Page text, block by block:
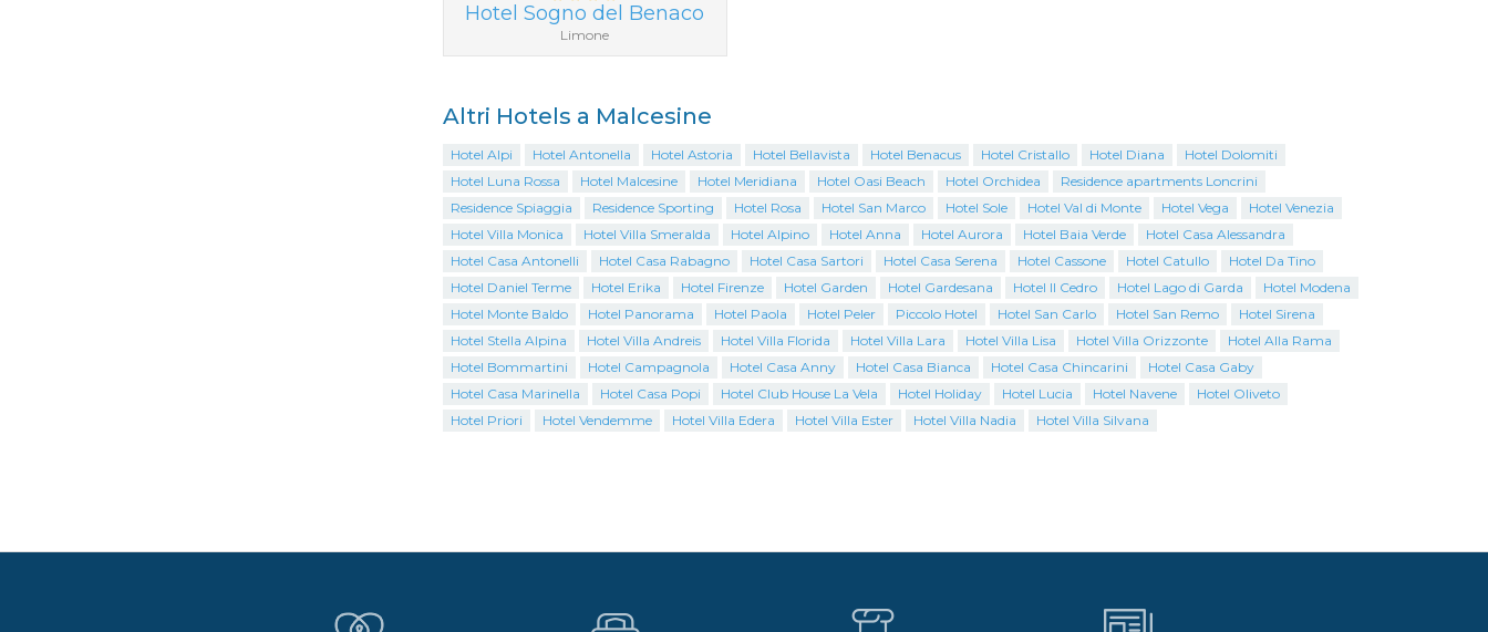
Hotel Sogno del Benaco
Limone
Altri Hotels a Malcesine
Hotel Alpi Hotel Antonella Hotel Astoria Hotel Bellavista Hotel Benacus Hotel Cristallo Hotel Diana
Hotel Dolomiti
Hotel Luna Rossa
Hotel Malcesine Hotel Meridiana Hotel Oasi Beach Hotel Orchidea
Residence apartments Loncrini
Residence Spiaggia
Residence Sporting Hotel Rosa Hotel San Marco Hotel Sole Hotel Val di Monte Hotel Vega
Hotel Venezia
Hotel Villa Monica
Hotel Villa Smeralda Hotel Alpino Hotel Anna Hotel Aurora Hotel Baia Verde
Hotel Casa Alessandra
Hotel Casa Antonelli
Hotel Casa Rabagno Hotel Casa Sartori Hotel Casa Serena Hotel Cassone Hotel Catullo
Hotel Da Tino
Hotel Daniel Terme
Hotel Erika Hotel Firenze Hotel Garden Hotel Gardesana Hotel Il Cedro Hotel Lago di Garda
Hotel Modena
Hotel Monte Baldo
Hotel Panorama Hotel Paola Hotel Peler Piccolo Hotel Hotel San Carlo Hotel San Remo
Hotel Sirena
Hotel Stella Alpina
Hotel Villa Andreis Hotel Villa Florida Hotel Villa Lara Hotel Villa Lisa Hotel Villa Orizzonte
Hotel Alla Rama
Hotel Bommartini
Hotel Campagnola Hotel Casa Anny Hotel Casa Bianca Hotel Casa Chincarini
Hotel Casa Gaby
Hotel Casa Marinella
Hotel Casa Popi Hotel Club House La Vela Hotel Holiday Hotel Lucia Hotel Navene
Hotel Oliveto
Hotel Priori
Hotel Vendemme Hotel Villa Edera Hotel Villa Ester Hotel Villa Nadia Hotel Villa Silvana